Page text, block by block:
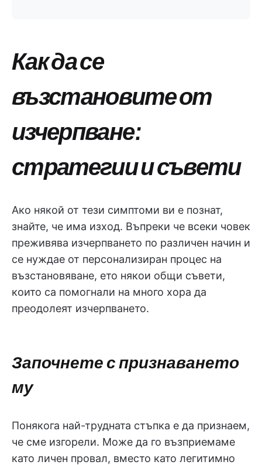
Как да се
възстановите от
изчерпване:
стратегии и съвети
Ако някой от тези симптоми ви е познат,
знайте, че има изход. Въпреки че всеки човек
преживява изчерпването по различен начин и
се нуждае от персонализиран процес на
възстановяване, ето някои общи съвети,
които са помогнали на много хора да
преодолеят изчерпването.
Започнете с признаването
му
Понякога най-трудната стъпка е да признаем,
че сме изгорели. Може да го възприемаме
като личен провал, вместо като легитимно